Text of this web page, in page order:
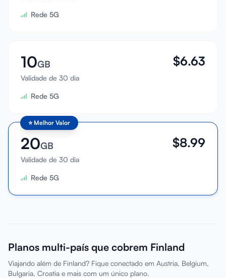
Rede 5G
10GB
Validade de 30 dia
$6.63
Rede 5G
⭐ Melhor Valor
20GB
Validade de 30 dia
$8.99
Rede 5G
Planos multi-país que cobrem Finland
Viajando além de Finland? Fique conectado em Austria, Belgium,
Bulgaria, Croatia e mais com um único plano.